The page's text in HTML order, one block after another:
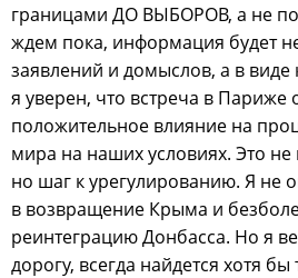
границами ДО ВЫБОРОВ, а не
ждем пока, информация будет
заявлений и домыслов, а в
я уверен, что встреча в Париже
положительное влияние на
мира на наших условиях. Это
но шаг к урегулированию. Я не
в возвращение Крыма и
реинтеграцию Донбасса. Но я
дорогу, всегда найдется хотя